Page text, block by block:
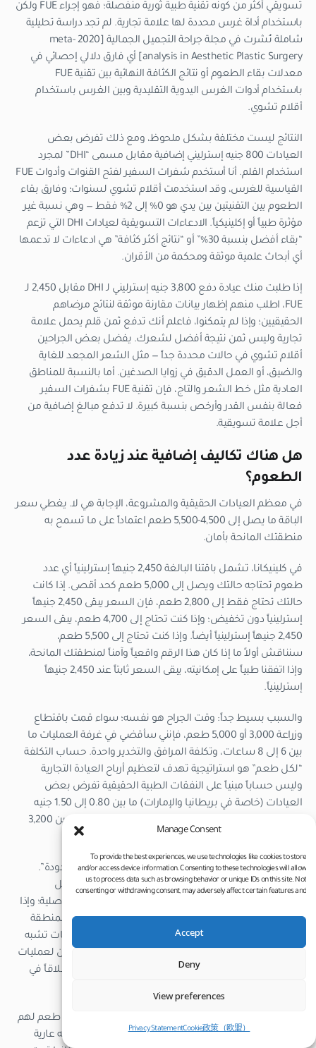
Manage Consent
To provide the best experiences, we use technologies like cookies to store
and/or access device information. Consenting to these technologies will allow
us to process data such as browsing behavior or unique IDs on this site. Not
consenting or withdrawing consent, may adversely affect certain features and
Accept
Deny
View preferences
Cookie政策（欧盟）
Privacy Statement
تسويقي أكثر من كونه تقنية طبية ثورية منفصلة؛ فهو إجراء FUE ولكن
باستخدام أداة غرس محددة لها علامة تجارية. لم تجد دراسة تحليلية
شاملة نُشرت في مجلة جراحة التجميل الجمالية [2020 meta-
analysis in Aesthetic Plastic Surgery] أي فارق دلالي إحصائي في
معدلات بقاء الطعوم أو نتائج الكثافة النهائية بين تقنية FUE
باستخدام أدوات الغرس اليدوية التقليدية وبين الغرس باستخدام
أقلام تشوي.
النتائج ليست مختلفة بشكل ملحوظ، ومع ذلك تفرض بعض
العيادات 800 جنيه إسترليني إضافية مقابل مسمى “DHI” لمجرد
استخدام القلم. أنا أستخدم شفرات السفير لفتح القنوات وأدوات FUE
القياسية للغرس، وقد استخدمت أقلام تشوي لسنوات؛ وفارق بقاء
الطعوم بين التقنيتين بين يدي هو 0% إلى 2% فقط — وهي نسبة غير
مؤثرة طبياً أو إكلينيكياً. الادعاءات التسويقية لعيادات DHI التي تزعم
“بقاء أفضل بنسبة 30%” أو “نتائج أكثر كثافة” هي ادعاءات لا تدعمها
أي أبحاث علمية موثقة ومحكمة من الأقران.
إذا طلبت منك عيادة دفع 3,800 جنيه إسترليني لـ DHI مقابل 2,450 لـ
FUE، اطلب منهم إظهار بيانات مقارنة موثقة لنتائج مرضاهم
الحقيقيين؛ وإذا لم يتمكنوا، فاعلم أنك تدفع ثمن قلم يحمل علامة
تجارية وليس ثمن نتيجة أفضل لشعرك. يفضل بعض الجراحين
أقلام تشوي في حالات محددة جداً — مثل الشعر المجعد للغاية
والضيق، أو العمل الدقيق في زوايا الصدغين. أما بالنسبة للمناطق
العادية مثل خط الشعر والتاج، فإن تقنية FUE بشفرات السفير
فعالة بنفس القدر وأرخص بنسبة كبيرة. لا تدفع مبالغ إضافية من
أجل علامة تسويقية.
هل هناك تكاليف إضافية عند زيادة عدد
الطعوم؟
في معظم العيادات الحقيقية والمشروعة، الإجابة هي لا. يغطي سعر
الباقة ما يصل إلى 4,500-5,500 طعم اعتماداً على ما تسمح به
منطقتك المانحة بأمان.
في كلينيكانا، تشمل باقتنا البالغة 2,450 جنيهاً إسترلينياً أي عدد
طعوم تحتاجه حالتك ويصل إلى 5,000 طعم كحد أقصى. إذا كانت
حالتك تحتاج فقط إلى 2,800 طعم، فإن السعر يبقى 2,450 جنيهاً
إسترلينياً دون تخفيض؛ وإذا كنت تحتاج إلى 4,700 طعم، يبقى السعر
2,450 جنيهاً إسترلينياً أيضاً. وإذا كنت تحتاج إلى 5,500 طعم،
سنناقش أولاً ما إذا كان هذا الرقم واقعياً وآمناً لمنطقتك المانحة،
وإذا اتفقنا طبياً على إمكانيته، يبقى السعر ثابتاً عند 2,450 جنيهاً
إسترلينياً.
والسبب بسيط جداً: وقت الجراح هو نفسه؛ سواء قمت باقتطاع
وزراعة 3,000 أو 5,000 طعم، فإنني سأقضي في غرفة العمليات ما
بين 6 إلى 8 ساعات، وتكلفة المرافق والتخدير واحدة. حساب التكلفة
“لكل طعم” هو استراتيجية تهدف لتعظيم أرباح العيادة التجارية
وليس حساباً مبنياً على النفقات الطبية الحقيقية تفرض بعض
العيادات (خاصة في بريطانيا والإمارات) ما بين 0.80 إلى 1.50 جنيه
إسترليني لكل طعم؛ مما يرفع تكلفة 4,000 طعم إلى ما بين 3,200
ولكن احذر تماماً من العيادات التي تعدك بـ “طعوم غير محدودة”.
تمتلك منطقتك المانحة ما بين 4,000 إلى 8,000 طعم قابل
للاستخدام على مدار حياتك بالكامل اعتماداً على كثافتها الأصلية؛ وإذا
قمت بالاقتطاع الجائر (أخذ أكثر من 50%-60% من مخزون المنطقة
المانحة في جلسة واحدة)، ستعاني من تراجع واضح وفراغات تشبه
الثعلبة في خلفية وجوانب رأسك، ولن يتبقى لديك أي مخزون لعمليات
مستقبلية. الجراح الذي يعدك بعدد “غير محدود” لا يفكر إطلاقاً في
لقد عاينت ثلاثة مرضى هذا العام تم اقتطاع أكثر من 6,500 طعم لهم
في جلسة واحدة؛ الثلاثة يعانون الآن من منطقة مانحة شبه عارية